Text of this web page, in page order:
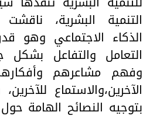
التنمية البشرية،
الذكاء الاجتماعي وهو
التعامل والتفاعل بشكل
وفهم مشاعرهم
الآخرين،والاستماع
بتوجيه النصائح الهامة